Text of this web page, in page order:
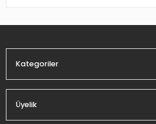
Kategoriler
Üyelik